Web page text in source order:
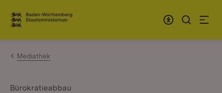
Zum Inhalt springen
Link zur Startseite
Mediathek
Bürokratieabbau